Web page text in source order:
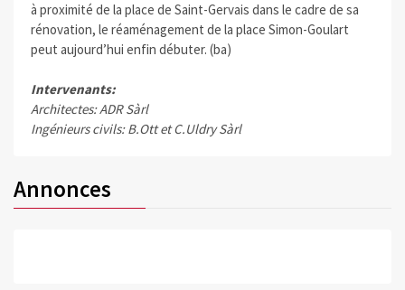
à proximité de la place de Saint-Gervais dans le cadre de sa
rénovation, le réaménagement de la place Simon-Goulart
peut aujourd’hui enfin débuter. (ba)
Intervenants:
Architectes: ADR Sàrl
Ingénieurs civils: B.Ott et C.Uldry Sàrl
Annonces